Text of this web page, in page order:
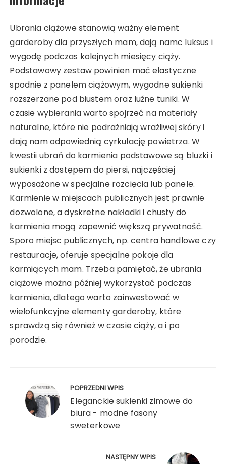
Ubrania ciążowe stanowią ważny element
garderoby dla przyszłych mam, dają namc luksus i
wygodę podczas kolejnych miesięcy ciąży.
Podstawowy zestaw powinien mać elastyczne
spodnie z panelem ciążowym, wygodne sukienki
rozszerzane pod biustem oraz luźne tuniki. W
czasie wybierania warto spojrzeć na materiały
naturalne, które nie podrażniają wrażliwej skóry i
dają nam odpowiednią cyrkulację powietrza. W
kwestii ubrań do karmienia podstawowe są bluzki i
sukienki z dostępem do piersi, najczęściej
wyposażone w specjalne rozcięcia lub panele.
Karmienie w miejscach publicznych jest prawnie
dozwolone, a dyskretne nakładki i chusty do
karmienia mogą zapewnić większą prywatność.
Sporo miejsc publicznych, np. centra handlowe czy
restauracje, oferuje specjalne pokoje dla
karmiących mam. Trzeba pamiętać, że ubrania
ciążowe można później wykorzystać podczas
karmienia, dlatego warto zainwestować w
wielofunkcyjne elementy garderoby, które
sprawdzą się również w czasie ciąży, a i po
porodzie.
wpisu POPRZEDNI WPIS
Eleganckie sukienki zimowe do
biura - modne fasony
sweterkowe
NASTĘPNY WPIS